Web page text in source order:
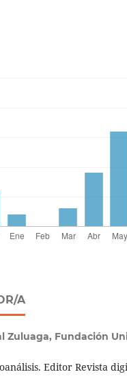
A
Zuluaga, Fundación
Editor Revista